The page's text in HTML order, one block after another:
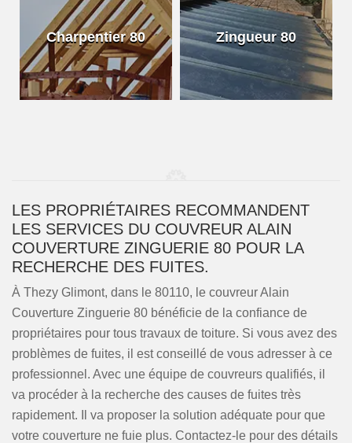
Charpentier 80 Zingueur 80
LES PROPRIÉTAIRES RECOMMANDENT
LES SERVICES DU COUVREUR ALAIN
COUVERTURE ZINGUERIE 80 POUR LA
RECHERCHE DES FUITES.
À Thezy Glimont, dans le 80110, le couvreur Alain
Couverture Zinguerie 80 bénéficie de la confiance de
propriétaires pour tous travaux de toiture. Si vous avez des
problèmes de fuites, il est conseillé de vous adresser à ce
professionnel. Avec une équipe de couvreurs qualifiés, il
va procéder à la recherche des causes de fuites très
rapidement. Il va proposer la solution adéquate pour que
votre couverture ne fuie plus. Contactez-le pour des détails